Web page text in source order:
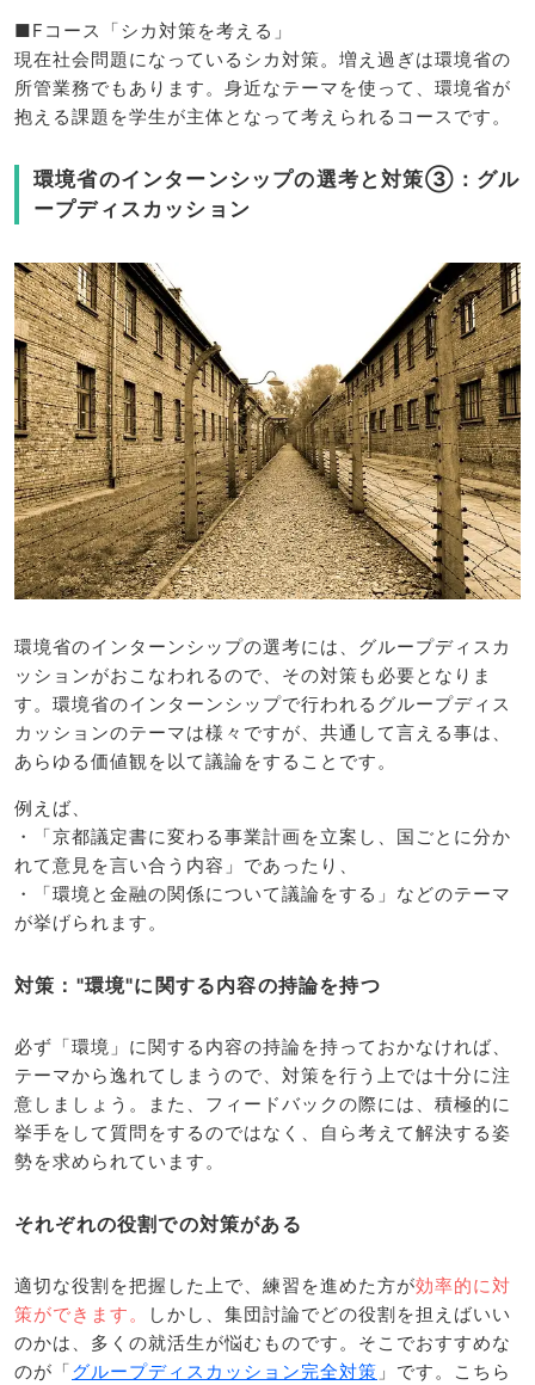
■Fコース「シカ対策を考える」
現在社会問題になっているシカ対策。増え過ぎは環境省の
所管業務でもあります。身近なテーマを使って、環境省が
抱える課題を学生が主体となって考えられるコースです。
環境省のインターンシップの選考と対策③：グル
ープディスカッション
環境省のインターンシップの選考には、グループディスカ
ッションがおこなわれるので、その対策も必要となりま
す。環境省のインターンシップで行われるグループディス
カッションのテーマは様々ですが、共通して言える事は、
あらゆる価値観を以て議論をすることです。
例えば、
・「京都議定書に変わる事業計画を立案し、国ごとに分か
れて意見を言い合う内容」であったり、
・「環境と金融の関係について議論をする」などのテーマ
が挙げられます。
対策："環境"に関する内容の持論を持つ
必ず「環境」に関する内容の持論を持っておかなければ、
テーマから逸れてしまうので、対策を行う上では十分に注
意しましょう。また、フィードバックの際には、積極的に
挙手をして質問をするのではなく、自ら考えて解決する姿
勢を求められています。
それぞれの役割での対策がある
適切な役割を把握した上で、練習を進めた方が効率的に対
策ができます。
しかし、集団討論でどの役割を担えばいい
のかは、多くの就活生が悩むものです。そこでおすすめな
のが「グループディスカッション完全対策 」です。こちら